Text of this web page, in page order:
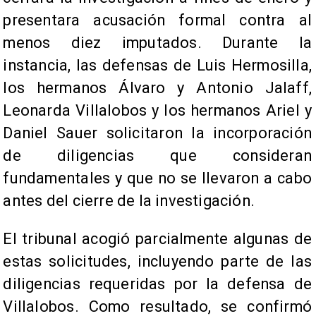
presentara acusación formal contra al
menos diez imputados. Durante la
instancia, las defensas de Luis Hermosilla,
los hermanos Álvaro y Antonio Jalaff,
Leonarda Villalobos y los hermanos Ariel y
Daniel Sauer solicitaron la incorporación
de diligencias que consideran
fundamentales y que no se llevaron a cabo
antes del cierre de la investigación.
El tribunal acogió parcialmente algunas de
estas solicitudes, incluyendo parte de las
diligencias requeridas por la defensa de
Villalobos. Como resultado, se confirmó